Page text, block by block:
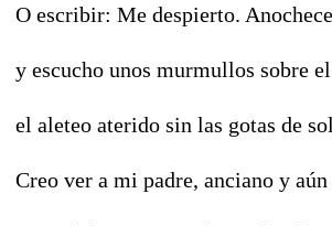
O escribir: Me despierto. Anochece
y escucho unos murmullos sobre
el aleteo aterido sin las gotas de
Creo ver a mi padre, anciano y